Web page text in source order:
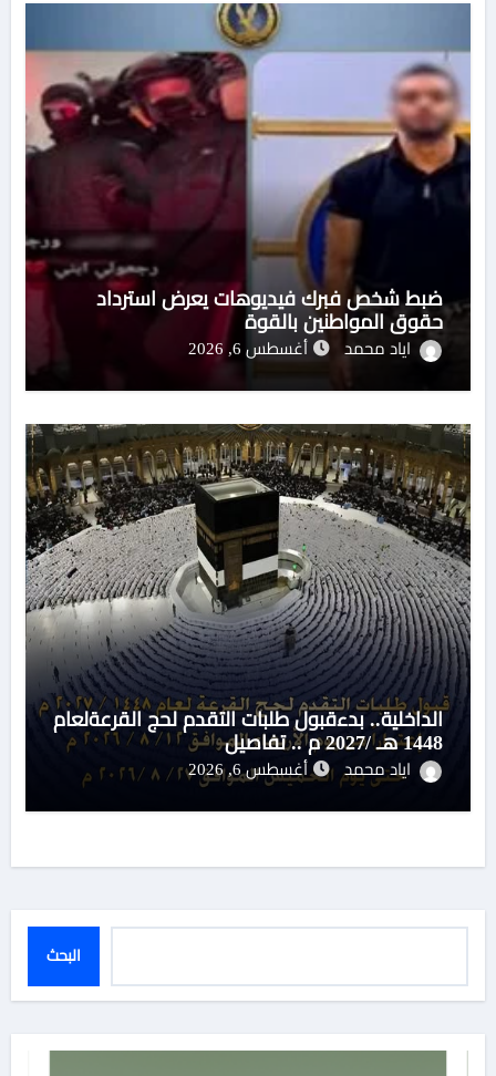
ضبط شخص فبرك فيديوهات يعرض استرداد
حقوق المواطنين بالقوة
اياد محمد أغسطس 6, 2026
الداخلية.. بدءقبول طلبات التقدم لحج القرعةلعام
1448 هـ /2027 م .. تفاصيل
اياد محمد أغسطس 6, 2026
البحث